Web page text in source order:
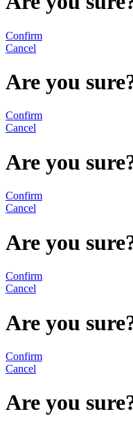
Confirm
Cancel
Are you
Confirm
Cancel
Are you
Confirm
Cancel
Are you
Confirm
Cancel
Are you
Confirm
Cancel
Are you